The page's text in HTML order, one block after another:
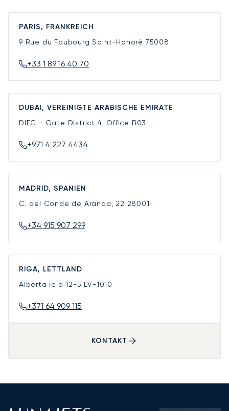
PARIS, FRANKREICH
9 Rue du Faubourg Saint-Honoré 75008
+33 1 89 16 40 70
DUBAI, VEREINIGTE ARABISCHE EMIRATE
DIFC - Gate District 4, Office B03
+971 4 227 4434
MADRID, SPANIEN
C. del Conde de Aranda, 22 28001
+34 915 907 299
RIGA, LETTLAND
Alberta iela 12-5 LV-1010
+371 64 909 115
KONTAKT